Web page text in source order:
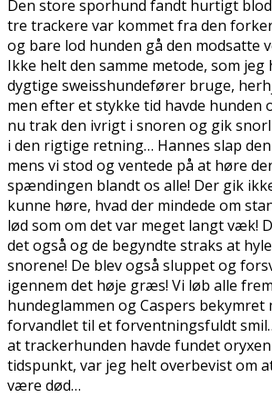
Den store sporhund fandt hurtigt
tre trackere var kommet fra den
og bare lod hunden gå den modsatte
Ikke helt den samme metode, som jeg
dygtige sweisshundefører bruge,
men efter et stykke tid havde hunden
nu trak den ivrigt i snoren og gik
i den rigtige retning… Hannes slap
mens vi stod og ventede på at høre
spændingen blandt os alle! Der gik
kunne høre, hvad der mindede om
lød som om det var meget langt væk!
det også og de begyndte straks at
snorene! De blev også sluppet og
igennem det høje græs! Vi løb alle
hundeglammen og Caspers bekymret
forvandlet til et forventningsfuldt
at trackerhunden havde fundet
tidspunkt, var jeg helt overbevist om
være død…